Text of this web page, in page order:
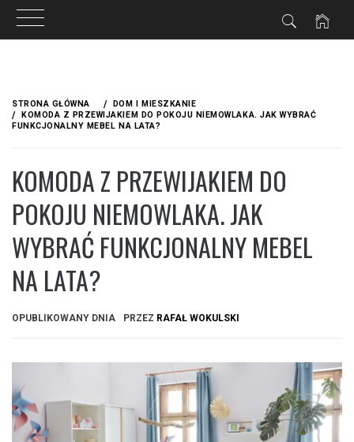
treściSTRONA GŁÓWNA
DOM I MIESZKANIE
KOMODA Z PRZEWIJAKIEM DO POKOJU NIEMOWLAKA. JAK WYBRAĆ
FUNKCJONALNY MEBEL NA LATA?
KOMODA Z PRZEWIJAKIEM DO
POKOJU NIEMOWLAKA. JAK
WYBRAĆ FUNKCJONALNY MEBEL
NA LATA?
OPUBLIKOWANY DNIA PRZEZ RAFAŁ WOKULSKI